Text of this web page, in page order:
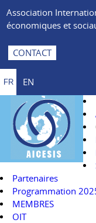
Association
économiques et
CONTACT
FR EN
Partenaires
Programmation
MEMBRES
OIT